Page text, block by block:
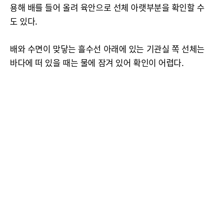
용해 배를 들어 올려 육안으로 선체 아랫부분을 확인할 수
도 있다.
배와 수면이 맞닿는 흘수선 아래에 있는 기관실 쪽 선체는
바다에 떠 있을 때는 물에 잠겨 있어 확인이 어렵다.